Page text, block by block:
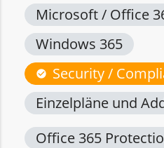
Microsoft / Office
Windows 365
check_circle Security /
Office 365
Einzelpläne und